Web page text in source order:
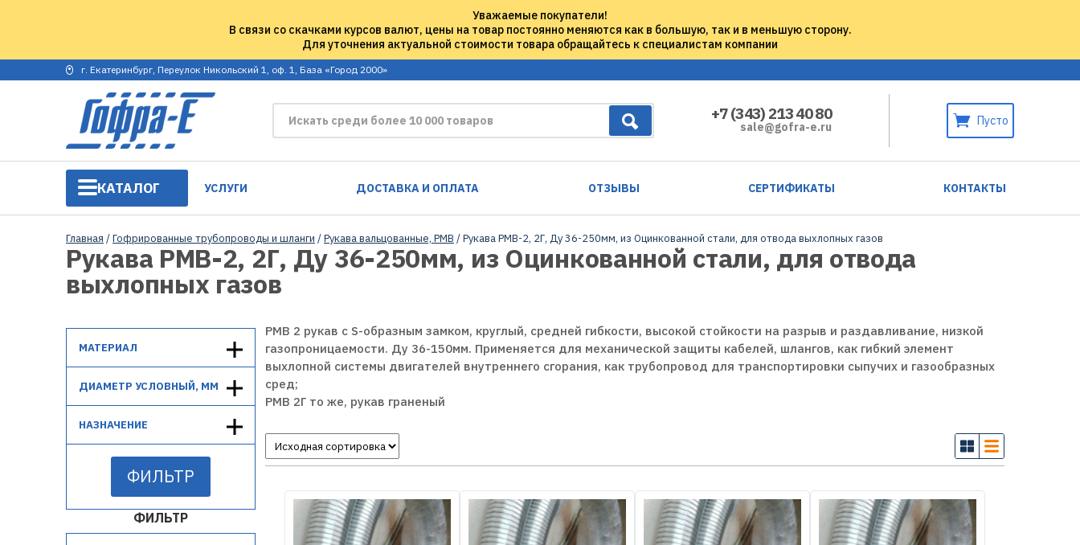
Уважаемые покупатели!
В связи со скачками курсов валют, цены на товар постоянно меняются как в большую, так и в меньшую сторону.
Для уточнения актуальной стоимости товара обращайтесь к специалистам компании
г. Екатеринбург, Переулок Никольский 1, оф. 1, База «Город 2000»
+7 (343) 213 40 80
sale@gofra-e.ru Пусто
КАТАЛОГ УСЛУГИ ДОСТАВКА И ОПЛАТА ОТЗЫВЫ СЕРТИФИКАТЫ КОНТАКТЫ
Главная /Гофрированные трубопроводы и шланги /Рукава вальцованные, РМВ / Рукава РМВ-2, 2Г, Ду 36-250мм, из Оцинкованной стали, для отвода выхлопных газов
Рукава РМВ-2, 2Г, Ду 36-250мм, из Оцинкованной стали, для отвода
выхлопных газов
МАТЕРИАЛ
ДИАМЕТР УСЛОВНЫЙ, ММ
НАЗНАЧЕНИЕ
ФИЛЬТР
ФИЛЬТР
РМВ 2 рукав с S-образным замком, круглый, средней гибкости, высокой стойкости на разрыв и раздавливание, низкой
газопроницаемости. Ду 36-150мм. Применяется для механической защиты кабелей, шлангов, как гибкий элемент
выхлопной системы двигателей внутреннего сгорания, как трубопровод для транспортировки сыпучих и газообразных
сред;
РМВ 2Г то же, рукав граненый